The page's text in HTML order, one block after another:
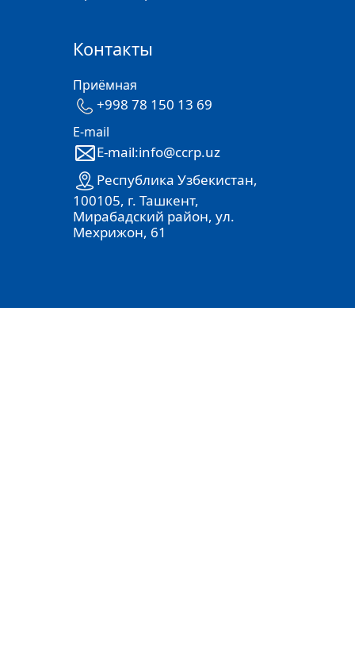
Контакты
Приёмная
+998 78 150 13 69
E-mail
E-mail:info@ccrp.uz
Республика Узбекистан,
100105, г. Ташкент,
Мирабадский район, ул.
Мехрижон, 61